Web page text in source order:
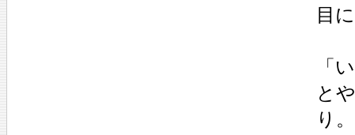
目
「
と
り